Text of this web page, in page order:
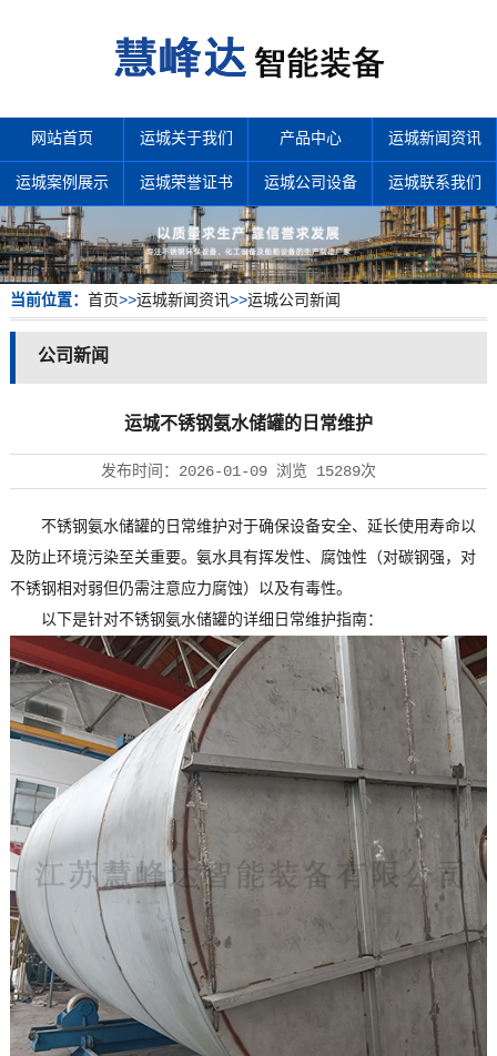
网站首页 运城关于我们 产品中心 运城新闻资讯
运城案例展示 运城荣誉证书 运城公司设备 运城联系我们
当前位置： 首页>>运城新闻资讯>>运城公司新闻
公司新闻
运城不锈钢氨水储罐的日常维护
发布时间： 2026-01-09浏览 15289次
不锈钢氨水储罐的日常维护对于确保设备安全、延长使用寿命以
及防止环境污染至关重要。氨水具有挥发性、腐蚀性（对碳钢强，对
不锈钢相对弱但仍需注意应力腐蚀）以及有毒性。
以下是针对不锈钢氨水储罐的详细日常维护指南：